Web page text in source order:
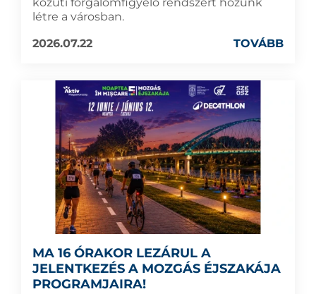
létre a városban.
2026.07.22
TOVÁBB
MA 16 ÓRAKOR LEZÁRUL A
JELENTKEZÉS A MOZGÁS ÉJSZAKÁJA
PROGRAMJAIRA!